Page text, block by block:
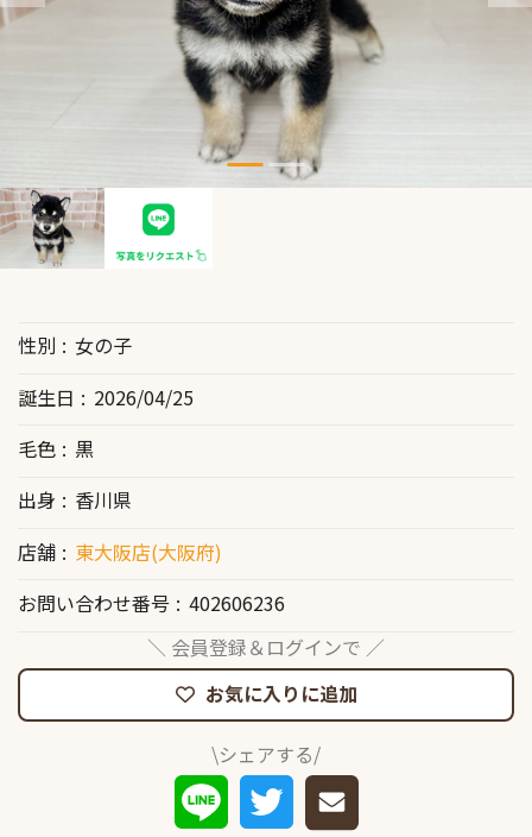
性別
女の子
誕生日
2026/04/25
毛色
黒
出身
香川県
店舗
東大阪店(大阪府)
お問い合わせ番号
402606236
＼ 会員登録＆ログインで ／
お気に入りに追加
\シェアする/